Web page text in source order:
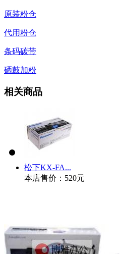
原装粉仓
代用粉仓
条码碳带
硒鼓加粉
相关商品
松下KX-FA...
本店售价： 520元